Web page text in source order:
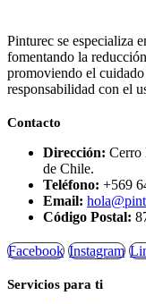
Pinturec se especializa
fomentando la
promoviendo el
responsabilidad con el
Contacto
Dirección: Cerro
de Chile.
Teléfono: +569
Email:
Código Postal:
Facebook Instagram
Servicios para ti